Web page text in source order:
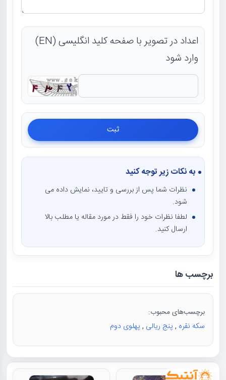
اعداد در تصویر با صفحه کلید انگلیسی (EN)
وارد شود
به نکات زیر توجه کنید
نظرات شما پس از بررسی و تایید، نمایش داده می
شود.
لطفا نظرات خود را فقط در مورد مقاله یا مطلب بالا
ارسال کنید.
برچسب ها
برچسب‌های محبوب:
سکه نقره , پنج ریالی , پهلوی دوم